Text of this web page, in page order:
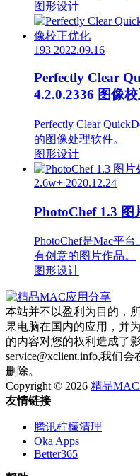
图形设计
193 2022.09.16
Perfectly Clear
4.2.0.2336 图像
Perfectly Clear
的图像处理软件。
图形设计
2.6w+ 2020.12.24
PhotoChef 1.3 图
PhotoChef是Mac平
有创意的图片作品。
图形设计
本站并不以盈利为目的，
果电脑在国内的应用，并
的内容对您的权利造成了
service@xclient.info,我们
删除。
Copyright © 2026 精品
友情链接
腾讯柠檬清理
Oka Apps
Better365